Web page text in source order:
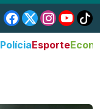
PolíciaEsporte